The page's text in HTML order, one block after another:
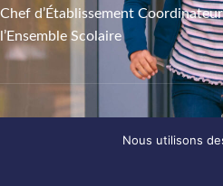
Chef d’Établissement
l’Ensemble Scolaire
Nous utilisons